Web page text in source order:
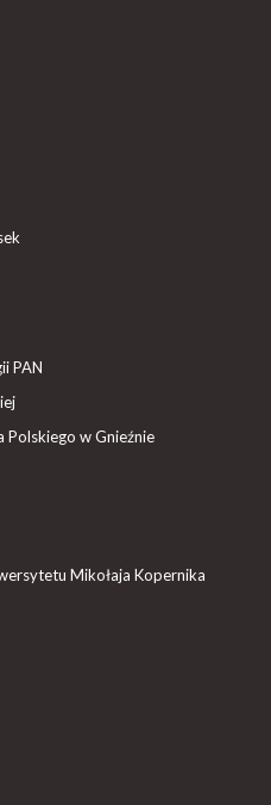
PAN
Polskiego w Gnieźnie
Mikołaja Kopernika